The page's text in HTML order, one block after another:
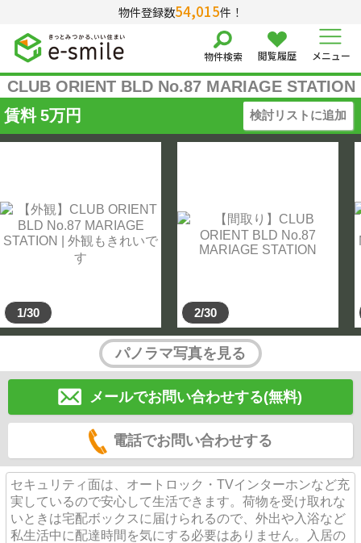
物件登録数54,015件！
物件検索 閲覧履歴 メニュー
CLUB ORIENT BLD No.87 MARIAGE STATION
賃料 5万円 検討リストに追加
1/30 2/30
パノラマ写真を見る
メールでお問い合わせする(無料)
電話でお問い合わせする
セキュリティ面は、オートロック・TVインターホンなど充
実しているので安心して生活できます。荷物を受け取れな
いときは宅配ボックスに届けられるので、外出や入浴など
私生活中に配達時間を気にする必要はありません。入居の